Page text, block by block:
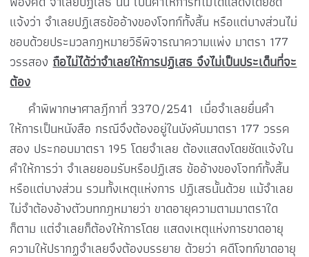
แจ้งว่า จำเลยปฏิเสธข้ออ้างของโจทก์ทั้งสิ้น หรือแต่บางส่วนไม่
ชอบด้วยประมวลกฎหมายวิธีพิจารณาความแพ่ง มาตรา 177
วรรสองถือไม่ได้ว่าจำเลยให้การปฏิเสธ จึงไม่เป็นประเด็นที่จะ
ต้อง
คำพิพากษาศาลฎีกาที่ 3370/2541 เมื่อจำเลยยื่นคำ
ให้การเป็นหนังสือ กรณีจึงต้องอยู่ในบังคับมาตรา 177 วรรค
สอง ประกอบมาตรา 195โดยจำเลย ต้องแสดงโดยชัดแจ้งใน
คำให้การว่า จำเลยยอมรับหรือปฏิเสธ ข้ออ้างของโจทก์ทั้งสิ้น
หรือแต่บางส่วน รวมทั้งเหตุแห่งการ ปฏิเสธนั้นด้วย แม้จำเลย
ไม่จำต้องอ้างตัวบทกฎหมายว่า ขาดอายุความตามมาตราใด
ก็ตาม แต่จำเลยก็ต้องให้การโดย แสดงเหตุแห่งการขาดอายุ
ความให้ปรากฏจำเลยจึงต้องบรรยาย ด้วยว่า คดีโจทก์ขาดอายุ